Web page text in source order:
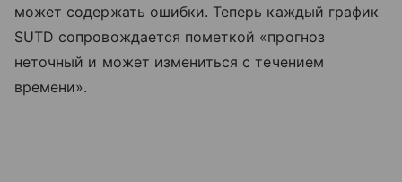
может содержать ошибки. Теперь каждый график
SUTD сопровождается пометкой «прогноз
неточный и может измениться с течением
времени».